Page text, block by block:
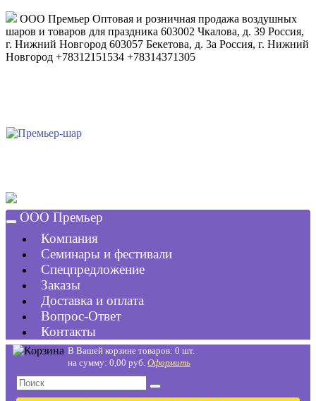
ООО Премьер Оптовая и розничная продажа воздушных
шаров и товаров для праздника 603002 Чкалова, д. 39 Россия,
г. Нижний Новгород 603057 Бекетова, д. 3а Россия, г. Нижний
Новгород +78312151534 +78314371305
ООО Премьер
Компания
Семинары и фестивали
Спецпредложение
Заказы
Доставка и оплата
Вопрос-Ответ
Контакты
В Вашей корзине товаров: 0 шт.
на сумму: 0,00 руб. Оформить